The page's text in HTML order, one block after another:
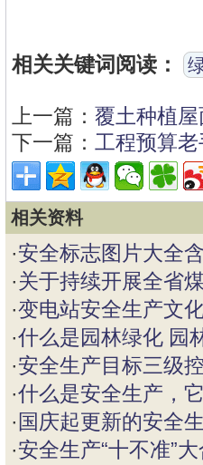
相关关键词阅读：
上一篇： 覆土种植
下一篇： 工程预算
相关资料
·安全标志图片大全
·关于持续开展全省
·变电站安全生产文
·什么是园林绿化 园
·安全生产目标三级
·什么是安全生产，
· 国庆起更新的安全
·安全生产“十不准”